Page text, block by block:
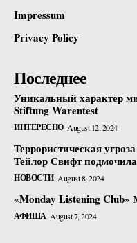
Impressum
Privacy Policy
Последнее
Уникальный характер
Stiftung Warentest
ИНТЕРЕСНО August 12, 2024
Террористическая
Тейлор Свифт
НОВОСТИ August 8, 2024
«Monday Listening
АФИША August 7, 2024